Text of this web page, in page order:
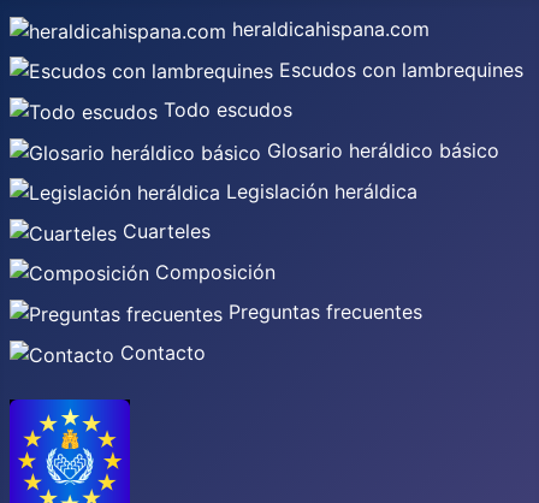
heraldicahispana.com
Escudos con lambrequines
Todo escudos
Glosario heráldico básico
Legislación heráldica
Cuarteles
Composición
Preguntas frecuentes
Contacto